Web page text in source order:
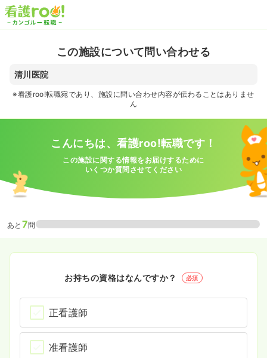
この施設について問い合わせる
清川医院
※看護roo!転職宛であり、施設に問い合わせ内容が伝わることはありませ
ん
こんにちは、看護roo!転職です！
この施設に関する情報をお届けするために
いくつか質問させてください
あと 7問
お持ちの資格はなんですか？ 必須
正看護師
准看護師